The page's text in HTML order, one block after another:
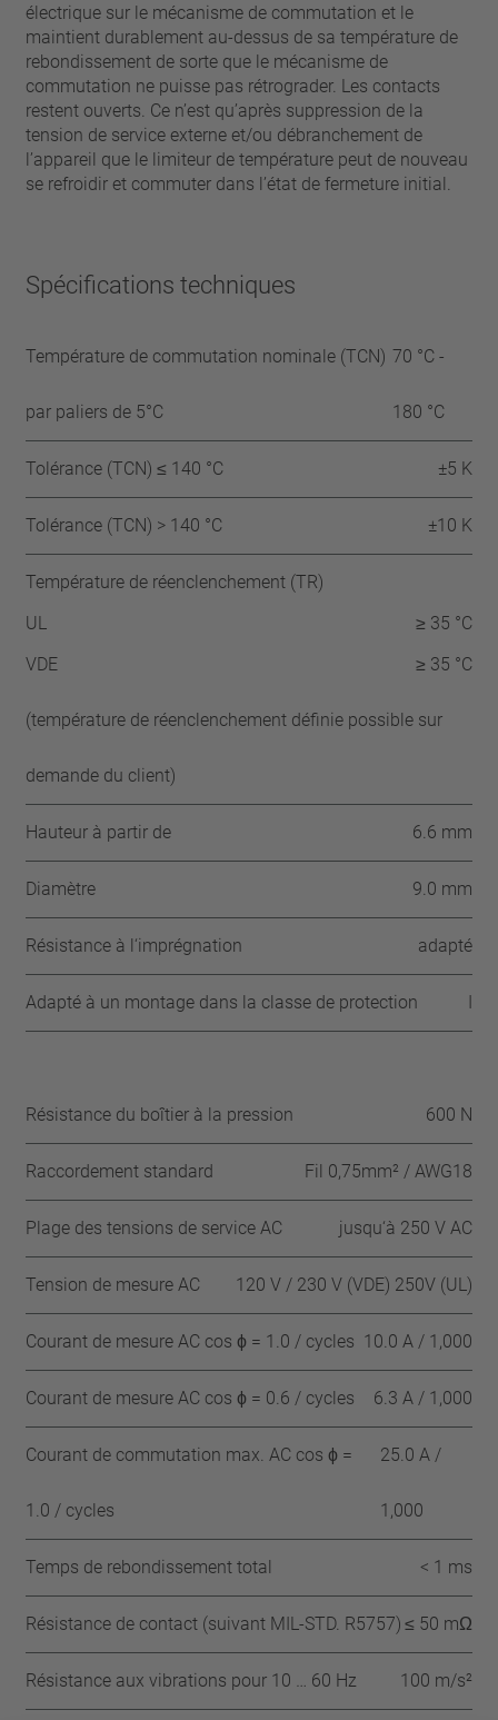
électrique sur le mécanisme de commutation et le
maintient durablement au-dessus de sa température de
rebondissement de sorte que le mécanisme de
commutation ne puisse pas rétrograder. Les contacts
restent ouverts. Ce n’est qu’après suppression de la
tension de service externe et/ou débranchement de
l’appareil que le limiteur de température peut de nouveau
se refroidir et commuter dans l’état de fermeture initial.
Spécifications techniques
Température de commutation nominale (TCN)
par paliers de 5°C
70 °C -
180 °C
Tolérance (TCN) ≤ 140 °C ±5 K
Tolérance (TCN) > 140 °C ±10 K
Température de réenclenchement (TR)
UL
≥ 35 °C
VDE
≥ 35 °C
(température de réenclenchement définie possible sur
demande du client)
Hauteur à partir de 6.6 mm
Diamètre 9.0 mm
Résistance à l‘imprégnation adapté
Adapté à un montage dans la classe de protection I
Résistance du boîtier à la pression 600 N
Raccordement standard Fil 0,75mm² / AWG18
Plage des tensions de service AC jusqu‘à 250 V AC
Tension de mesure AC 120 V / 230 V (VDE) 250V (UL)
Courant de mesure AC cos ϕ = 1.0 / cycles 10.0 A / 1,000
Courant de mesure AC cos ϕ = 0.6 / cycles 6.3 A / 1,000
Courant de commutation max. AC cos ϕ =
1.0 / cycles
25.0 A /
1,000
Temps de rebondissement total < 1 ms
Résistance de contact (suivant MIL-STD. R5757) ≤ 50 mΩ
Résistance aux vibrations pour 10 … 60 Hz 100 m/s²